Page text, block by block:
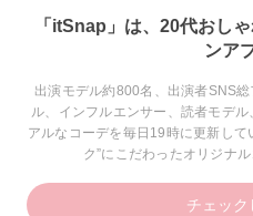
「itSnap」は、20代おし
ンア
出演モデル約800名、出演者SNS
ル、インフルエンサー、読者モデ
アルなコーデを毎日19時に更新して
ク”にこだわったオリジナ
チェック